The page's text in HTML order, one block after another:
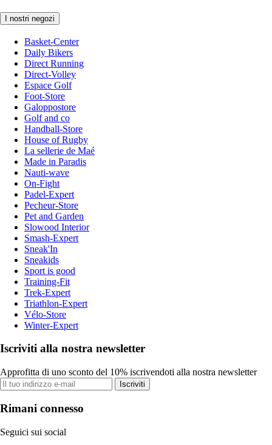
I nostri negozi
Basket-Center
Daily Bikers
Direct Running
Direct-Volley
Espace Golf
Foot-Store
Galoppostore
Golf and co
Handball-Store
House of Rugby
La sellerie de Maé
Made in Paradis
Nauti-wave
On-Fight
Padel-Expert
Pecheur-Store
Pet and Garden
Slowood Interior
Smash-Expert
Sneak'In
Sneakids
Sport is good
Training-Fit
Trek-Expert
Triathlon-Expert
Vélo-Store
Winter-Expert
Iscriviti alla nostra newsletter
Approfitta di uno sconto del 10% iscrivendoti alla nostra newsletter
Iscriviti
Rimani connesso
Seguici sui social